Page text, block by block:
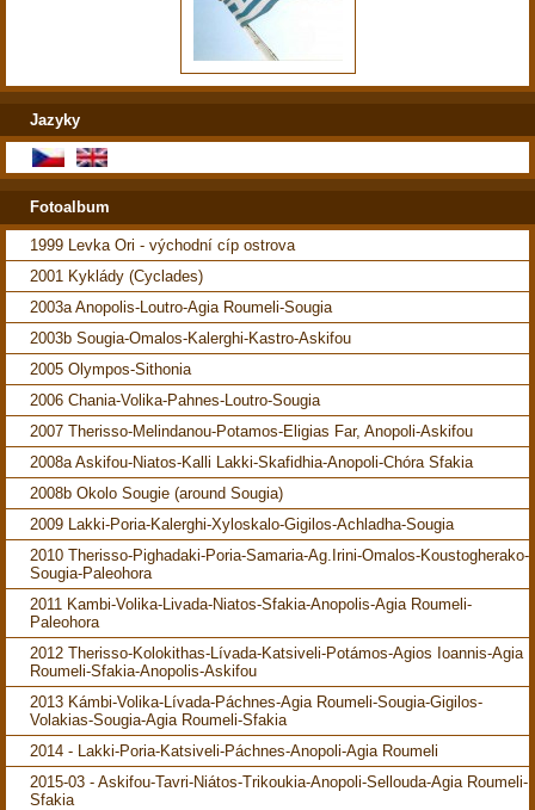
Jazyky
Fotoalbum
1999 Levka Ori - východní cíp ostrova
2001 Kyklády (Cyclades)
2003a Anopolis-Loutro-Agia Roumeli-Sougia
2003b Sougia-Omalos-Kalerghi-Kastro-Askifou
2005 Olympos-Sithonia
2006 Chania-Volika-Pahnes-Loutro-Sougia
2007 Therisso-Melindanou-Potamos-Eligias Far, Anopoli-Askifou
2008a Askifou-Niatos-Kalli Lakki-Skafidhia-Anopoli-Chóra Sfakia
2008b Okolo Sougie (around Sougia)
2009 Lakki-Poria-Kalerghi-Xyloskalo-Gigilos-Achladha-Sougia
2010 Therisso-Pighadaki-Poria-Samaria-Ag.Irini-Omalos-Koustogherako-
Sougia-Paleohora
2011 Kambi-Volika-Livada-Niatos-Sfakia-Anopolis-Agia Roumeli-
Paleohora
2012 Therisso-Kolokithas-Lívada-Katsiveli-Potámos-Agios Ioannis-Agia
Roumeli-Sfakia-Anopolis-Askifou
2013 Kámbi-Volika-Lívada-Páchnes-Agia Roumeli-Sougia-Gigilos-
Volakias-Sougia-Agia Roumeli-Sfakia
2014 - Lakki-Poria-Katsiveli-Páchnes-Anopoli-Agia Roumeli
2015-03 - Askifou-Tavri-Niátos-Trikoukia-Anopoli-Sellouda-Agia Roumeli-
Sfakia